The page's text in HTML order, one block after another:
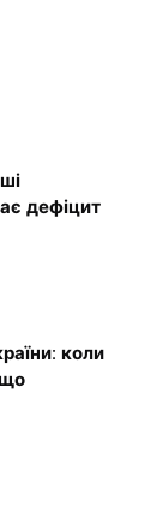
дефіцит
коли